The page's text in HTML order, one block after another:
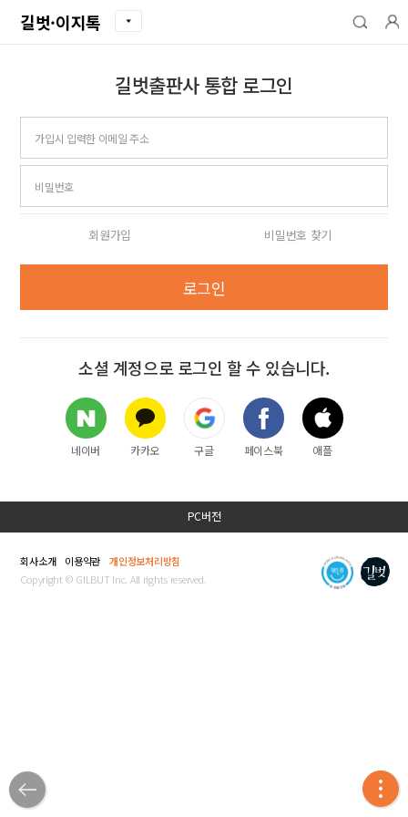
길벗·이지톡
길벗출판사 통합 로그인
아이디
비밀번호
회원가입 비밀번호 찾기
로그인
소셜 계정으로 로그인 할 수 있습니다.
네이버 카카오 구글 페이스북 애플
PC버전
회사소개 이용약관
개인정보처리방침
Copyright © GILBUT Inc. All rights reserved.